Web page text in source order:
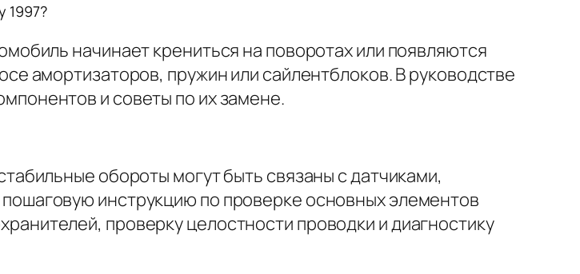
1997?
начинает крениться на поворотах или появляются
амортизаторов, пружин или сайлентблоков. В руководстве
и советы по их замене.
обороты могут быть связаны с датчиками,
инструкцию по проверке основных элементов
проверку целостности проводки и диагностику